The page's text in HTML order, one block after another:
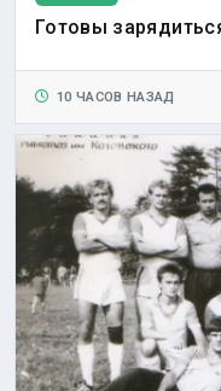
Готовы
10 ЧАСОВ НАЗАД